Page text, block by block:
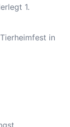
1.
in